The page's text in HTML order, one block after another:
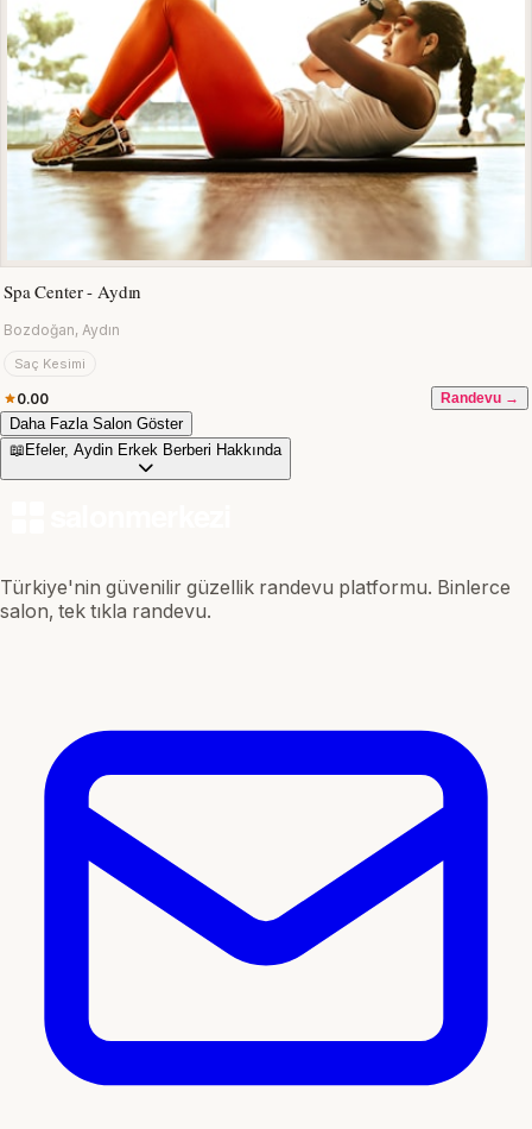
Spa Center - Aydın
Bozdoğan, Aydın
Saç Kesimi
0.00 Randevu →
Daha Fazla Salon Göster
📖 Efeler, Aydin Erkek Berberi Hakkında
Türkiye'nin güvenilir güzellik randevu platformu. Binlerce
salon, tek tıkla randevu.